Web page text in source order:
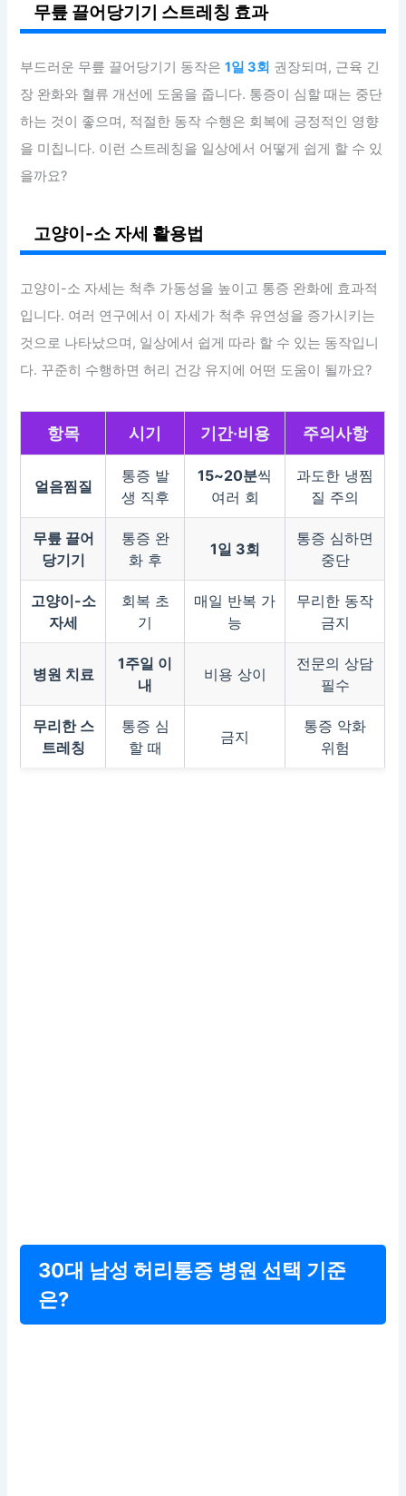
무릎 끌어당기기 스트레칭 효과
부드러운 무릎 끌어당기기 동작은1일 3회 권장되며, 근육 긴
장 완화와 혈류 개선에 도움을 줍니다. 통증이 심할 때는 중단
하는 것이 좋으며, 적절한 동작 수행은 회복에 긍정적인 영향
을 미칩니다. 이런 스트레칭을 일상에서 어떻게 쉽게 할 수 있
을까요?
고양이-소 자세 활용법
고양이-소 자세는 척추 가동성을 높이고 통증 완화에 효과적
입니다. 여러 연구에서 이 자세가 척추 유연성을 증가시키는
것으로 나타났으며, 일상에서 쉽게 따라 할 수 있는 동작입니
다. 꾸준히 수행하면 허리 건강 유지에 어떤 도움이 될까요?
항목 시기 기간·비용 주의사항
얼음찜질
통증 발
생 직후
15~20분씩
여러 회
과도한 냉찜
질 주의
무릎 끌어
당기기
통증 완
화 후
1일 3회
통증 심하면
중단
고양이-소
자세
회복 초
기
매일 반복 가
능
무리한 동작
금지
병원 치료
1주일 이
내
비용 상이
전문의 상담
필수
무리한 스
트레칭
통증 심
할 때
금지
통증 악화
위험
30대 남성 허리통증 병원 선택 기준
은?